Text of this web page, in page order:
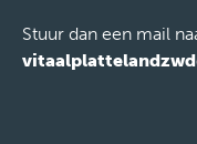
Stuur dan een mail